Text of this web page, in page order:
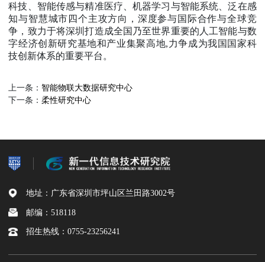
科技、智能传感与精准医疗、机器学习与智能系统、泛在感
知与智慧城市四个主攻方向，深度参与国际合作与全球竞
争，致力于将深圳打造成全国乃至世界重要的人工智能与数
字经济创新研究基地和产业集聚高地,力争成为我国国家科
技创新体系的重要平台。
上一条：智能物联大数据研究中心
下一条：柔性研究中心
地址：广东省深圳市坪山区兰田路3002号
邮编：518118
招生热线：0755-23256241